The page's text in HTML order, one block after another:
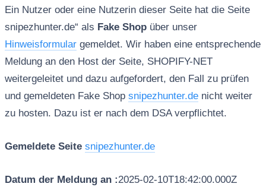
Ein Nutzer oder eine Nutzerin dieser Seite hat die Seite
snipezhunter.de“ als Fake Shopüber unser
Hinweisformulargemeldet. Wir haben eine entsprechende
Meldung an den Host der Seite, SHOPIFY-NET
weitergeleitet und dazu aufgefordert, den Fall zu prüfen
und gemeldeten Fake Shop snipezhunter.denicht weiter
zu hosten. Dazu ist er nach dem DSA verpflichtet.
Gemeldete Seite snipezhunter.de
Datum der Meldung an :2025-02-10T18:42:00.000Z